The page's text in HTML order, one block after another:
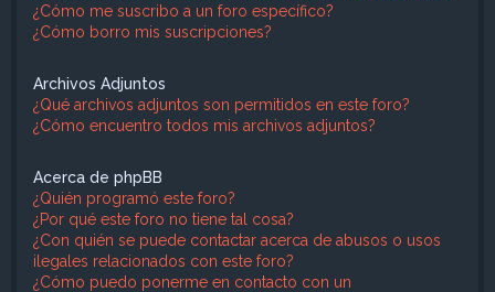
¿Cómo me suscribo a un foro específico?
¿Cómo borro mis suscripciones?
Archivos Adjuntos
¿Qué archivos adjuntos son permitidos en este foro?
¿Cómo encuentro todos mis archivos adjuntos?
Acerca de phpBB
¿Quién programó este foro?
¿Por qué este foro no tiene tal cosa?
¿Con quién se puede contactar acerca de abusos o usos
ilegales relacionados con este foro?
¿Cómo puedo ponerme en contacto con un